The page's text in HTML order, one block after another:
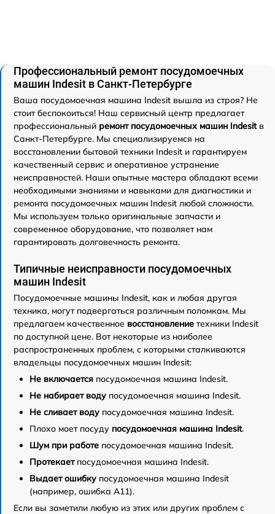
Профессиональный ремонт посудомоечных
машин Indesit в Санкт-Петербурге
Ваша посудомоечная машина Indesit вышла из строя? Не
стоит беспокоиться! Наш сервисный центр предлагает
профессиональный ремонт посудомоечных машин Indesitв
Санкт-Петербурге. Мы специализируемся на
восстановлении бытовой техники Indesit и гарантируем
качественный сервис и оперативное устранение
неисправностей. Наши опытные мастера обладают всеми
необходимыми знаниями и навыками для диагностики и
ремонта посудомоечных машин Indesit любой сложности.
Мы используем только оригинальные запчасти и
современное оборудование, что позволяет нам
гарантировать долговечность ремонта.
Типичные неисправности посудомоечных
машин Indesit
Посудомоечные машины Indesit, как и любая другая
техника, могут подвергаться различным поломкам. Мы
предлагаем качественное восстановление техники Indesit
по доступной цене. Вот некоторые из наиболее
распространенных проблем, с которыми сталкиваются
владельцы посудомоечных машин Indesit:
Не включается посудомоечная машина Indesit.
Не набирает воду посудомоечная машина Indesit.
Не сливает воду посудомоечная машина Indesit.
Плохо моет посуду посудомоечная машина Indesit.
Шум при работе посудомоечная машина Indesit.
Протекаетпосудомоечная машина Indesit.
Выдает ошибку посудомоечная машина Indesit
(например, ошибка A11).
Если вы заметили любую из этих или других проблем с